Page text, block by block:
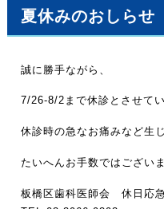
夏休みのおしらせ
誠に勝手ながら、
7/26-8/2まで休診とさせてい
休診時の急なお痛みなど生
たいへんお手数ではござい
板橋区歯科医師会 休日応